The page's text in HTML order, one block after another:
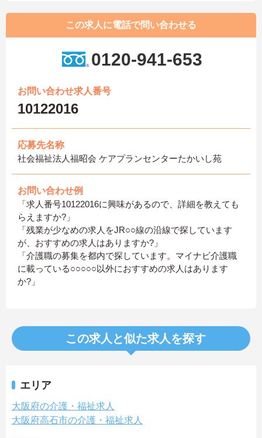
この求人に電話で問い合わせる
0120-941-653
お問い合わせ求人番号
10122016
応募先名称
社会福祉法人福昭会 ケアプランセンターたかいし苑
お問い合わせ例
「求人番号10122016に興味があるので、詳細を教えても
らえますか?」
「残業が少なめの求人をJR○○線の沿線で探しています
が、おすすめの求人はありますか?」
「介護職の募集を都内で探しています。マイナビ介護職
に載っている○○○○○以外におすすめの求人はあります
か?」
この求人と似た求人を探す
エリア
大阪府の介護・福祉求人
大阪府高石市の介護・福祉求人